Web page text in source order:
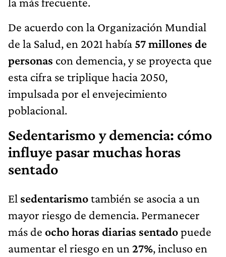
De acuerdo con la Organización Mundial
de la Salud, en 2021 había 57 millones de
personas con demencia, y se proyecta que
esta cifra se triplique hacia 2050,
impulsada por el envejecimiento
poblacional.
Sedentarismo y demencia: cómo
influye pasar muchas horas
sentado
El sedentarismotambién se asocia a un
mayor riesgo de demencia. Permanecer
más de ocho horas diarias sentadopuede
aumentar el riesgo en un 27%, incluso en